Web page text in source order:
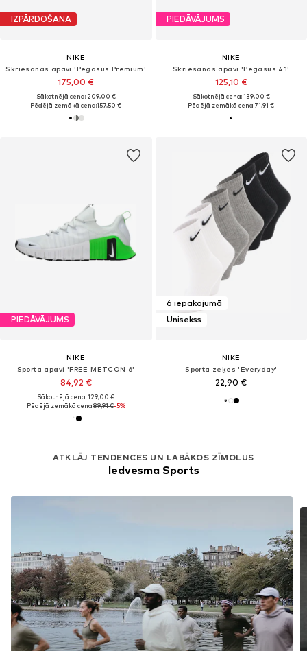
IZPĀRDOŠANA
NIKE
Skriešanas apavi 'Pegasus Premium'
175,00 €
Sākotnējā cena: 209,00 €
Pēdējā zemākā cena:157,50 €
PIEDĀVĀJUMS
NIKE
Skriešanas apavi 'Pegasus 41'
125,10 €
Sākotnējā cena: 139,00 €
Pēdējā zemākā cena:71,91 €
PIEDĀVĀJUMS
NIKE
Sporta apavi 'FREE METCON 6'
84,92 €
Sākotnējā cena: 129,00 €
Pēdējā zemākā cena:89,91 €-5%
ATKLĀJ TENDENCES UN LABĀKOS ZĪMOLUS
Iedvesma Sports
6 iepakojumā
Unisekss
NIKE
Sporta zeķes 'Everyday'
22,90 €